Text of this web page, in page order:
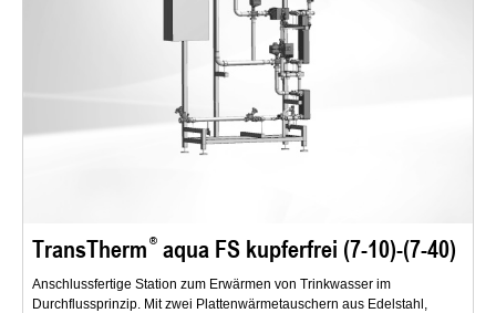
TransTherm aqua FS kupferfrei (7-10)-(7-40)
Anschlussfertige Station zum Erwärmen von Trinkwasser im
Durchflussprinzip. Mit zwei Plattenwärmetauschern aus Edelstahl,